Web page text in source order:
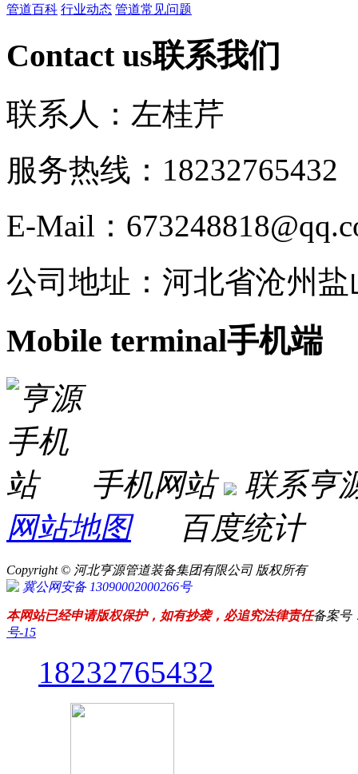
管道百科 行业动态 管道常见问题
Contact us联系我们
联系人：左桂芹
服务热线：18232765432
E-Mail：
公司地址：河北省沧州
Mobile terminal手机端
手机网站
联系亨
网站地图百度统计
Copyright © 河北亨源管道装备集团有限公司 版权所有
冀公网安备 13090002000266号
本网站已经申请版权保护，如有抄袭，必追究法律责任备案号
号-15
18232765432